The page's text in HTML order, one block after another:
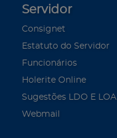
Servidor
Consignet
Estatuto do Servidor
Funcionários
Holerite Online
Sugestões LDO E LOA
Webmail